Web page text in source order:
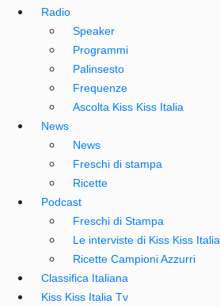
Radio
Speaker
Programmi
Palinsesto
Frequenze
Ascolta Kiss Kiss Italia
News
News
Freschi di stampa
Ricette
Podcast
Freschi di Stampa
Le interviste di Kiss Kiss Italia
Ricette Campioni Azzurri
Classifica Italiana
Kiss Kiss Italia Tv